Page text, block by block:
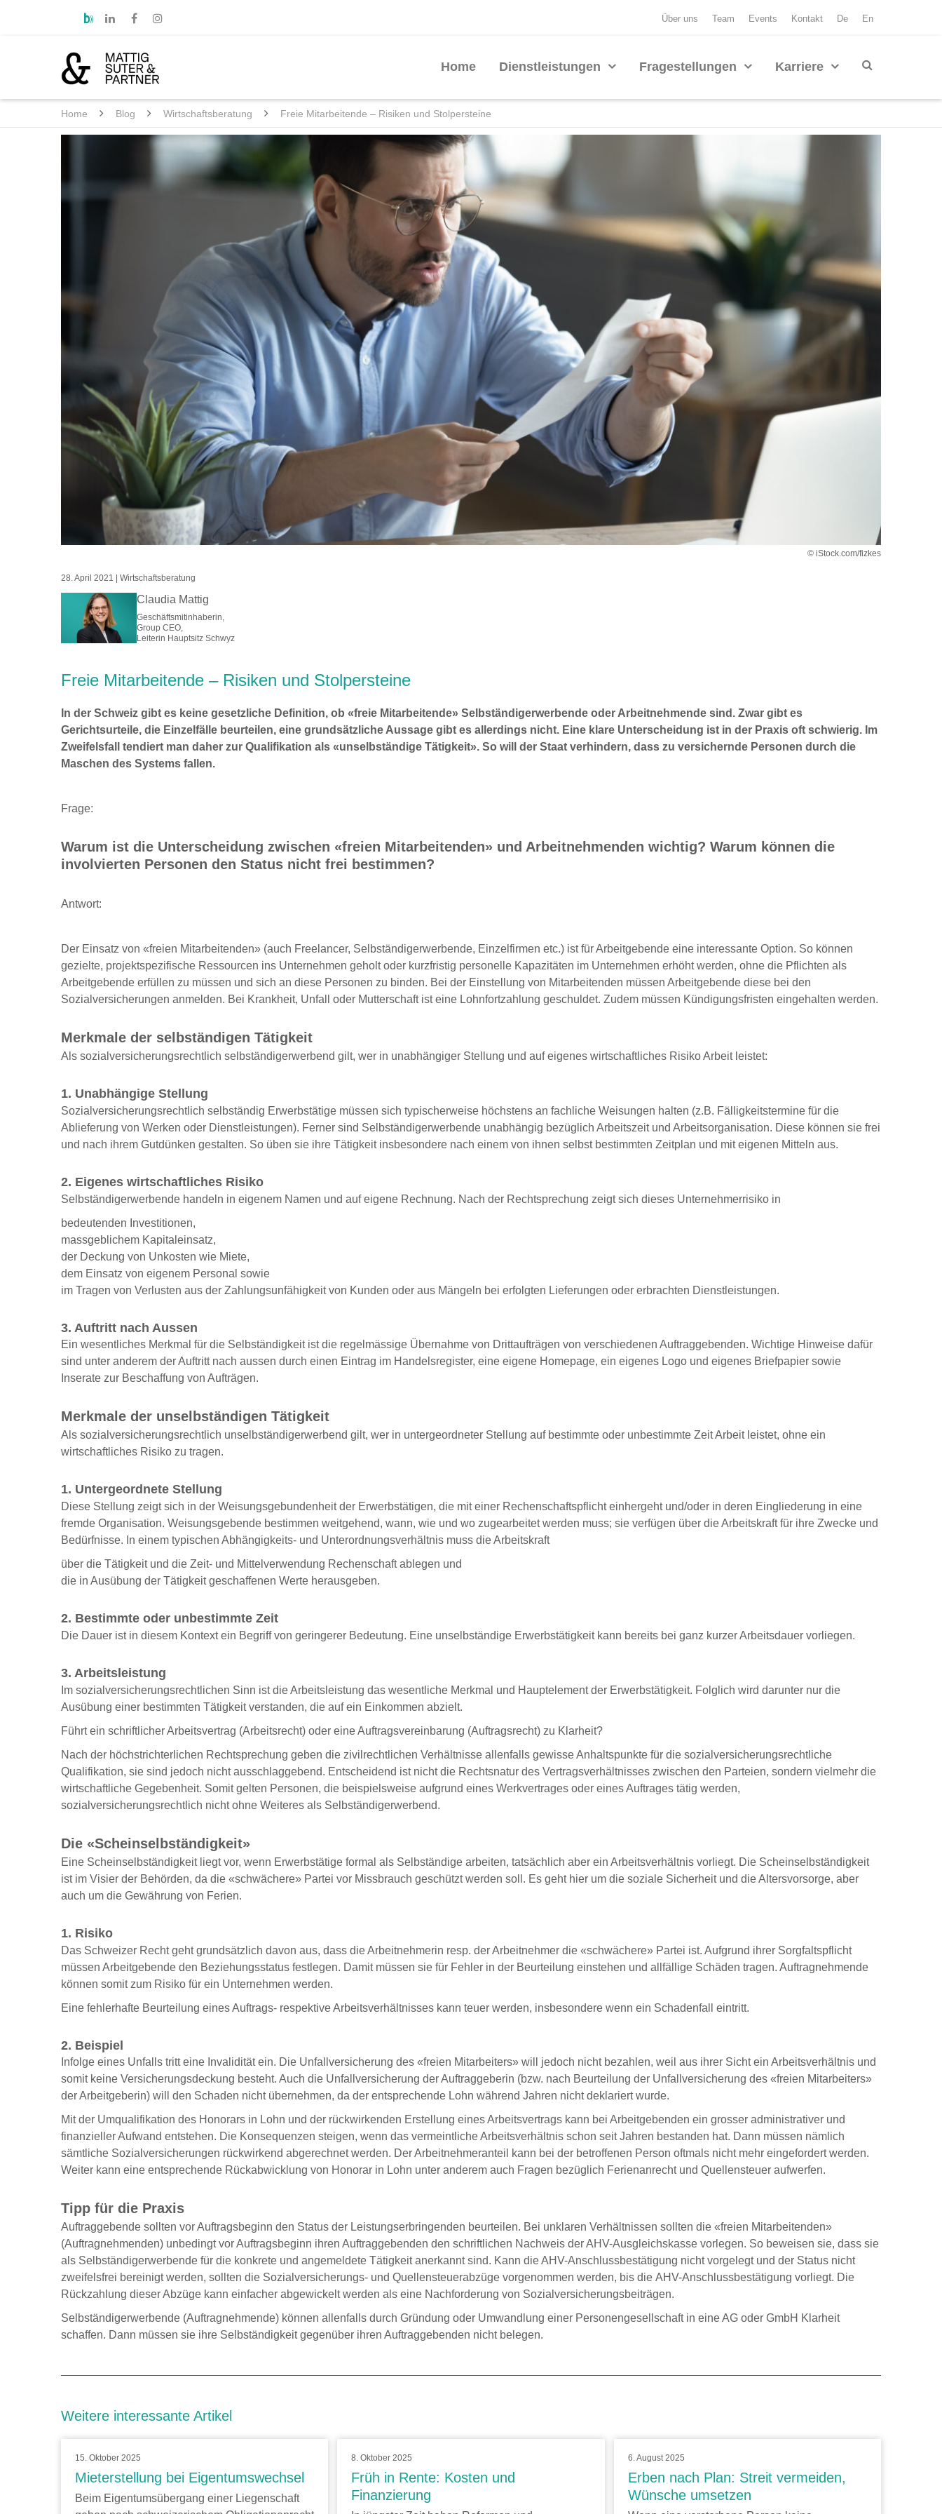
Über uns Team Events Kontakt De En
Home Dienstleistungen Fragestellungen Karriere
Home Blog Wirtschaftsberatung Freie Mitarbeitende – Risiken und Stolpersteine
© iStock.com/fizkes
28. April 2021 Wirtschaftsberatung
Claudia Mattig
Geschäftsmitinhaberin,
Group CEO,
Leiterin Hauptsitz Schwyz
Freie Mitarbeitende – Risiken und Stolpersteine
In der Schweiz gibt es keine gesetzliche Definition, ob «freie Mitarbeitende» Selbständigerwerbende oder Arbeitnehmende sind. Zwar gibt es
Gerichtsurteile, die Einzelfälle beurteilen, eine grundsätzliche Aussage gibt es allerdings nicht. Eine klare Unterscheidung ist in der Praxis oft schwierig. Im
Zweifelsfall tendiert man daher zur Qualifikation als «unselbständige Tätigkeit». So will der Staat verhindern, dass zu versichernde Personen durch die
Maschen des Systems fallen.
Frage:
Warum ist die Unterscheidung zwischen «freien Mitarbeitenden» und Arbeitnehmenden wichtig? Warum können die
involvierten Personen den Status nicht frei bestimmen?
Antwort:
Der Einsatz von «freien Mitarbeitenden» (auch Freelancer, Selbständigerwerbende, Einzelfirmen etc.) ist für Arbeitgebende eine interessante Option. So können
gezielte, projektspezifische Ressourcen ins Unternehmen geholt oder kurzfristig personelle Kapazitäten im Unternehmen erhöht werden, ohne die Pflichten als
Arbeitgebende erfüllen zu müssen und sich an diese Personen zu binden. Bei der Einstellung von Mitarbeitenden müssen Arbeitgebende diese bei den
Sozialversicherungen anmelden. Bei Krankheit, Unfall oder Mutterschaft ist eine Lohnfortzahlung geschuldet. Zudem müssen Kündigungsfristen eingehalten werden.
Merkmale der selbständigen Tätigkeit
Als sozialversicherungsrechtlich selbständigerwerbend gilt, wer in unabhängiger Stellung und auf eigenes wirtschaftliches Risiko Arbeit leistet:
1. Unabhängige Stellung
Sozialversicherungsrechtlich selbständig Erwerbstätige müssen sich typischerweise höchstens an fachliche Weisungen halten (z.B. Fälligkeitstermine für die
Ablieferung von Werken oder Dienstleistungen). Ferner sind Selbständigerwerbende unabhängig bezüglich Arbeitszeit und Arbeitsorganisation. Diese können sie frei
und nach ihrem Gutdünken gestalten. So üben sie ihre Tätigkeit insbesondere nach einem von ihnen selbst bestimmten Zeitplan und mit eigenen Mitteln aus.
2. Eigenes wirtschaftliches Risiko
Selbständigerwerbende handeln in eigenem Namen und auf eigene Rechnung. Nach der Rechtsprechung zeigt sich dieses Unternehmerrisiko in
bedeutenden Investitionen,
massgeblichem Kapitaleinsatz,
der Deckung von Unkosten wie Miete,
dem Einsatz von eigenem Personal sowie
im Tragen von Verlusten aus der Zahlungsunfähigkeit von Kunden oder aus Mängeln bei erfolgten Lieferungen oder erbrachten Dienstleistungen.
3. Auftritt nach Aussen
Ein wesentliches Merkmal für die Selbständigkeit ist die regelmässige Übernahme von Drittaufträgen von verschiedenen Auftraggebenden. Wichtige Hinweise dafür
sind unter anderem der Auftritt nach aussen durch einen Eintrag im Handelsregister, eine eigene Homepage, ein eigenes Logo und eigenes Briefpapier sowie
Inserate zur Beschaffung von Aufträgen.
Merkmale der unselbständigen Tätigkeit
Als sozialversicherungsrechtlich unselbständigerwerbend gilt, wer in untergeordneter Stellung auf bestimmte oder unbestimmte Zeit Arbeit leistet, ohne ein
wirtschaftliches Risiko zu tragen.
1. Untergeordnete Stellung
Diese Stellung zeigt sich in der Weisungsgebundenheit der Erwerbstätigen, die mit einer Rechenschaftspflicht einhergeht und/oder in deren Eingliederung in eine
fremde Organisation. Weisungsgebende bestimmen weitgehend, wann, wie und wo zugearbeitet werden muss; sie verfügen über die Arbeitskraft für ihre Zwecke und
Bedürfnisse. In einem typischen Abhängigkeits- und Unterordnungsverhältnis muss die Arbeitskraft
über die Tätigkeit und die Zeit- und Mittelverwendung Rechenschaft ablegen und
die in Ausübung der Tätigkeit geschaffenen Werte herausgeben.
2. Bestimmte oder unbestimmte Zeit
Die Dauer ist in diesem Kontext ein Begriff von geringerer Bedeutung. Eine unselbständige Erwerbstätigkeit kann bereits bei ganz kurzer Arbeitsdauer vorliegen.
3. Arbeitsleistung
Im sozialversicherungsrechtlichen Sinn ist die Arbeitsleistung das wesentliche Merkmal und Hauptelement der Erwerbstätigkeit. Folglich wird darunter nur die
Ausübung einer bestimmten Tätigkeit verstanden, die auf ein Einkommen abzielt.
Führt ein schriftlicher Arbeitsvertrag (Arbeitsrecht) oder eine Auftragsvereinbarung (Auftragsrecht) zu Klarheit?
Nach der höchstrichterlichen Rechtsprechung geben die zivilrechtlichen Verhältnisse allenfalls gewisse Anhaltspunkte für die sozialversicherungsrechtliche
Qualifikation, sie sind jedoch nicht ausschlaggebend. Entscheidend ist nicht die Rechtsnatur des Vertragsverhältnisses zwischen den Parteien, sondern vielmehr die
wirtschaftliche Gegebenheit. Somit gelten Personen, die beispielsweise aufgrund eines Werkvertrages oder eines Auftrages tätig werden,
sozialversicherungsrechtlich nicht ohne Weiteres als Selbständigerwerbend.
Die «Scheinselbständigkeit»
Eine Scheinselbständigkeit liegt vor, wenn Erwerbstätige formal als Selbständige arbeiten, tatsächlich aber ein Arbeitsverhältnis vorliegt. Die Scheinselbständigkeit
ist im Visier der Behörden, da die «schwächere» Partei vor Missbrauch geschützt werden soll. Es geht hier um die soziale Sicherheit und die Altersvorsorge, aber
auch um die Gewährung von Ferien.
1. Risiko
Das Schweizer Recht geht grundsätzlich davon aus, dass die Arbeitnehmerin resp. der Arbeitnehmer die «schwächere» Partei ist. Aufgrund ihrer Sorgfaltspflicht
müssen Arbeitgebende den Beziehungsstatus festlegen. Damit müssen sie für Fehler in der Beurteilung einstehen und allfällige Schäden tragen. Auftragnehmende
können somit zum Risiko für ein Unternehmen werden.
Eine fehlerhafte Beurteilung eines Auftrags- respektive Arbeitsverhältnisses kann teuer werden, insbesondere wenn ein Schadenfall eintritt.
2. Beispiel
Infolge eines Unfalls tritt eine Invalidität ein. Die Unfallversicherung des «freien Mitarbeiters» will jedoch nicht bezahlen, weil aus ihrer Sicht ein Arbeitsverhältnis und
somit keine Versicherungsdeckung besteht. Auch die Unfallversicherung der Auftraggeberin (bzw. nach Beurteilung der Unfallversicherung des «freien Mitarbeiters»
der Arbeitgeberin) will den Schaden nicht übernehmen, da der entsprechende Lohn während Jahren nicht deklariert wurde.
Mit der Umqualifikation des Honorars in Lohn und der rückwirkenden Erstellung eines Arbeitsvertrags kann bei Arbeitgebenden ein grosser administrativer und
finanzieller Aufwand entstehen. Die Konsequenzen steigen, wenn das vermeintliche Arbeitsverhältnis schon seit Jahren bestanden hat. Dann müssen nämlich
sämtliche Sozialversicherungen rückwirkend abgerechnet werden. Der Arbeitnehmeranteil kann bei der betroffenen Person oftmals nicht mehr eingefordert werden.
Weiter kann eine entsprechende Rückabwicklung von Honorar in Lohn unter anderem auch Fragen bezüglich Ferienanrecht und Quellensteuer aufwerfen.
Tipp für die Praxis
Auftraggebende sollten vor Auftragsbeginn den Status der Leistungserbringenden beurteilen. Bei unklaren Verhältnissen sollten die «freien Mitarbeitenden»
(Auftragnehmenden) unbedingt vor Auftragsbeginn ihren Auftraggebenden den schriftlichen Nachweis der AHV-Ausgleichskasse vorlegen. So beweisen sie, dass sie
als Selbständigerwerbende für die konkrete und angemeldete Tätigkeit anerkannt sind. Kann die AHV-Anschlussbestätigung nicht vorgelegt und der Status nicht
zweifelsfrei bereinigt werden, sollten die Sozialversicherungs- und Quellensteuerabzüge vorgenommen werden, bis die AHV-Anschlussbestätigung vorliegt. Die
Rückzahlung dieser Abzüge kann einfacher abgewickelt werden als eine Nachforderung von Sozialversicherungsbeiträgen.
Selbständigerwerbende (Auftragnehmende) können allenfalls durch Gründung oder Umwandlung einer Personengesellschaft in eine AG oder GmbH Klarheit
schaffen. Dann müssen sie ihre Selbständigkeit gegenüber ihren Auftraggebenden nicht belegen.
Weitere interessante Artikel
15. Oktober 2025
Mieterstellung bei Eigentumswechsel
Beim Eigentumsübergang einer Liegenschaft
8. Oktober 2025
Früh in Rente: Kosten und
Finanzierung
6. August 2025
Erben nach Plan: Streit vermeiden,
Wünsche umsetzen